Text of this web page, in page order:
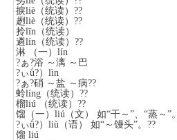
捩liè（统读）??
趔liè（统读）??
拎līn（统读）
遴lín（统读）??
淋 （一）lín
?ぁ?浴 ～漓 ～巴
?ぃǘ?）lìn
?ぁ?硝 ～盐 ～病??
蛉líng（统读）??
榴liú （统读）??
馏（一）liú（文） 如“干～”、“蒸～”。
?ぃǘ?）liù（语） 如“～馒头”。??
馏 liú